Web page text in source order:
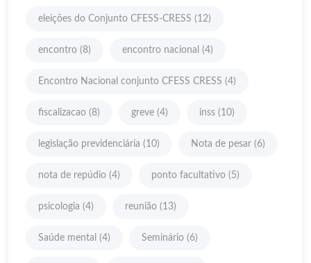
eleições do Conjunto CFESS-CRESS (12)
encontro (8) encontro nacional (4)
Encontro Nacional conjunto CFESS CRESS (4)
fiscalizacao (8) greve (4) inss (10)
legislação previdenciária (10) Nota de pesar (6)
nota de repúdio (4) ponto facultativo (5)
psicologia (4) reunião (13)
Saúde mental (4) Seminário (6)